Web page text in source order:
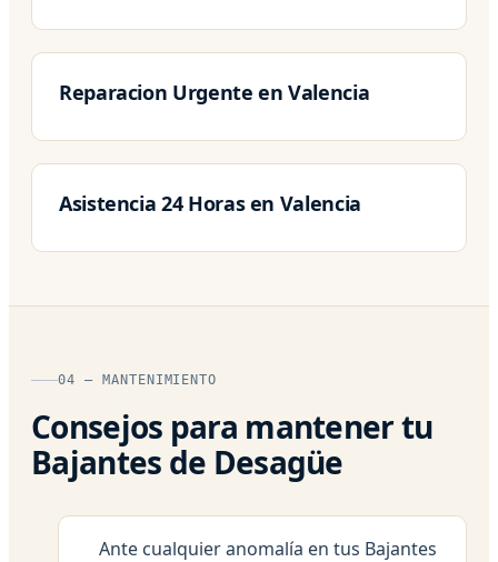
Reparacion Urgente en Valencia
Asistencia 24 Horas en Valencia
04 — MANTENIMIENTO
Consejos para mantener tu
Bajantes de Desagüe
Ante cualquier anomalía en tus Bajantes